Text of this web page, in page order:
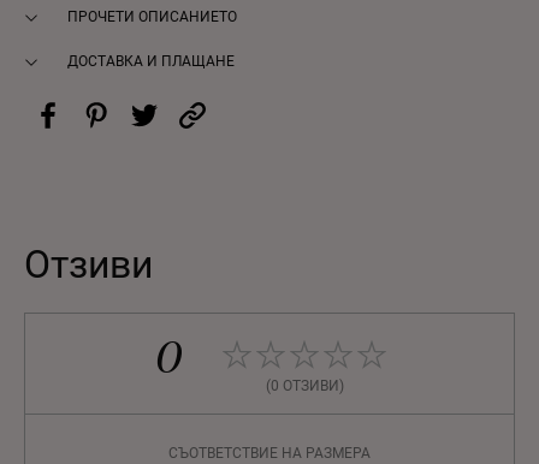
ПРОЧЕТИ ОПИСАНИЕТО
ДОСТАВКА И ПЛАЩАНЕ
Отзиви
0
(0 ОТЗИВИ)
СЪОТВЕТСТВИЕ НА РАЗМЕРА